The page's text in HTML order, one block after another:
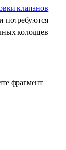
клапанов, —
потребуются
колодцев.
фрагмент